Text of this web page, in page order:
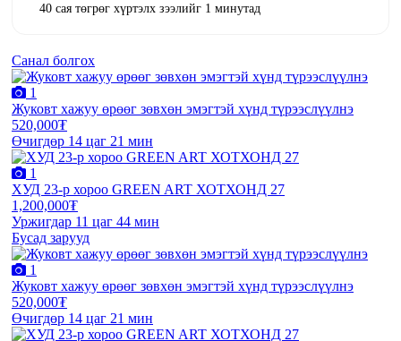
40 сая төгрөг хүртэлх зээлийг 1 минутад
Санал болгох
1
Жуковт хажуу өрөөг зөвхөн эмэгтэй хүнд түрээслүүлнэ
520,000₮
Өчигдөр 14 цаг 21 мин
1
ХУД 23-р хороо GREEN ART ХОТХОНД 27
1,200,000₮
Уржигдар 11 цаг 44 мин
Бусад зарууд
1
Жуковт хажуу өрөөг зөвхөн эмэгтэй хүнд түрээслүүлнэ
520,000₮
Өчигдөр 14 цаг 21 мин